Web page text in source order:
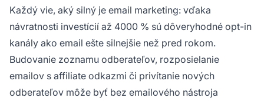
Každý vie, aký silný je email marketing: vďaka
návratnosti investícií až 4000 % sú dôveryhodné opt-in
kanály ako email ešte silnejšie než pred rokom.
Budovanie zoznamu odberateľov, rozposielanie
emailov s affiliate odkazmi či privítanie nových
odberateľov môže byť bez emailového nástroja